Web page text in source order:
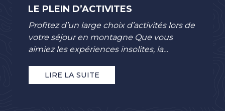
LE PLEIN D’ACTIVITES
Profitez d’un large choix d’activités lors de
votre séjour en montagne Que vous
aimiez les expériences insolites, la
au grand air,...
LIRE LA SUITE